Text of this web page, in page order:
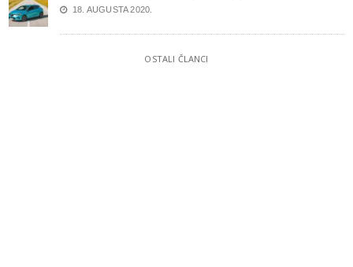
18. AUGUSTA 2020.
OSTALI ČLANCI